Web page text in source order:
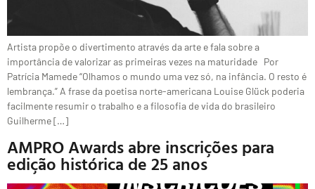
Artista propõe o divertimento através da arte e fala sobre a
importância de valorizar as primeiras vezes na maturidade Por
Patrícia Mamede “Olhamos o mundo uma vez só, na infância. O resto é
lembrança.” A frase da poetisa norte-americana Louise Glück poderia
facilmente resumir o trabalho e a filosofia de vida do brasileiro
Guilherme […]
AMPRO Awards abre inscrições para
edição histórica de 25 anos